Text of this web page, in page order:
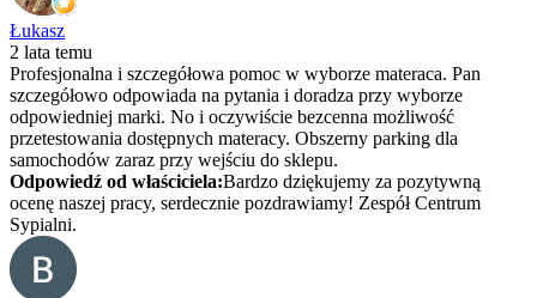
Łukasz
2 lata temu
Profesjonalna i szczegółowa pomoc w wyborze materaca. Pan
szczegółowo odpowiada na pytania i doradza przy wyborze
odpowiedniej marki. No i oczywiście bezcenna możliwość
przetestowania dostępnych materacy. Obszerny parking dla
samochodów zaraz przy wejściu do sklepu.
Odpowiedź od właściciela:Bardzo dziękujemy za pozytywną
ocenę naszej pracy, serdecznie pozdrawiamy! Zespół Centrum
Sypialni.